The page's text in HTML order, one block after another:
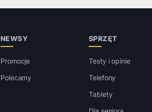
NEWSY
Promocje
Polecamy
SPRZĘT
Testy i opinie
Telefony
Tablety